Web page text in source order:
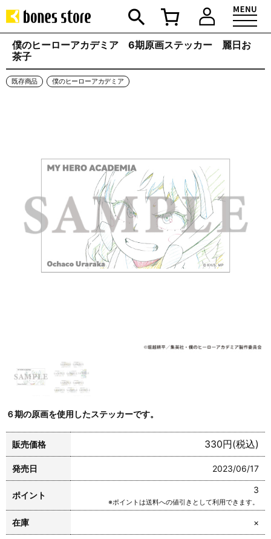
僕のヒーローアカデミア 6期原画ステッカー 麗日お
茶子
既存商品 僕のヒーローアカデミア
６期の原画を使用したステッカーです。
販売価格 330円(税込)
発売日 2023/06/17
ポイント
3
※ポイントは送料への値引きとして利用できます。
在庫 ×